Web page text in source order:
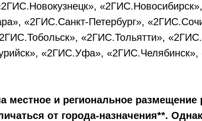
«2ГИС.Санкт-Петербург»,
«2ГИС.Тольятти»,
«2ГИС.Уфа», «2ГИС.Челябинск»,
местное и региональное
от города-назначения**.